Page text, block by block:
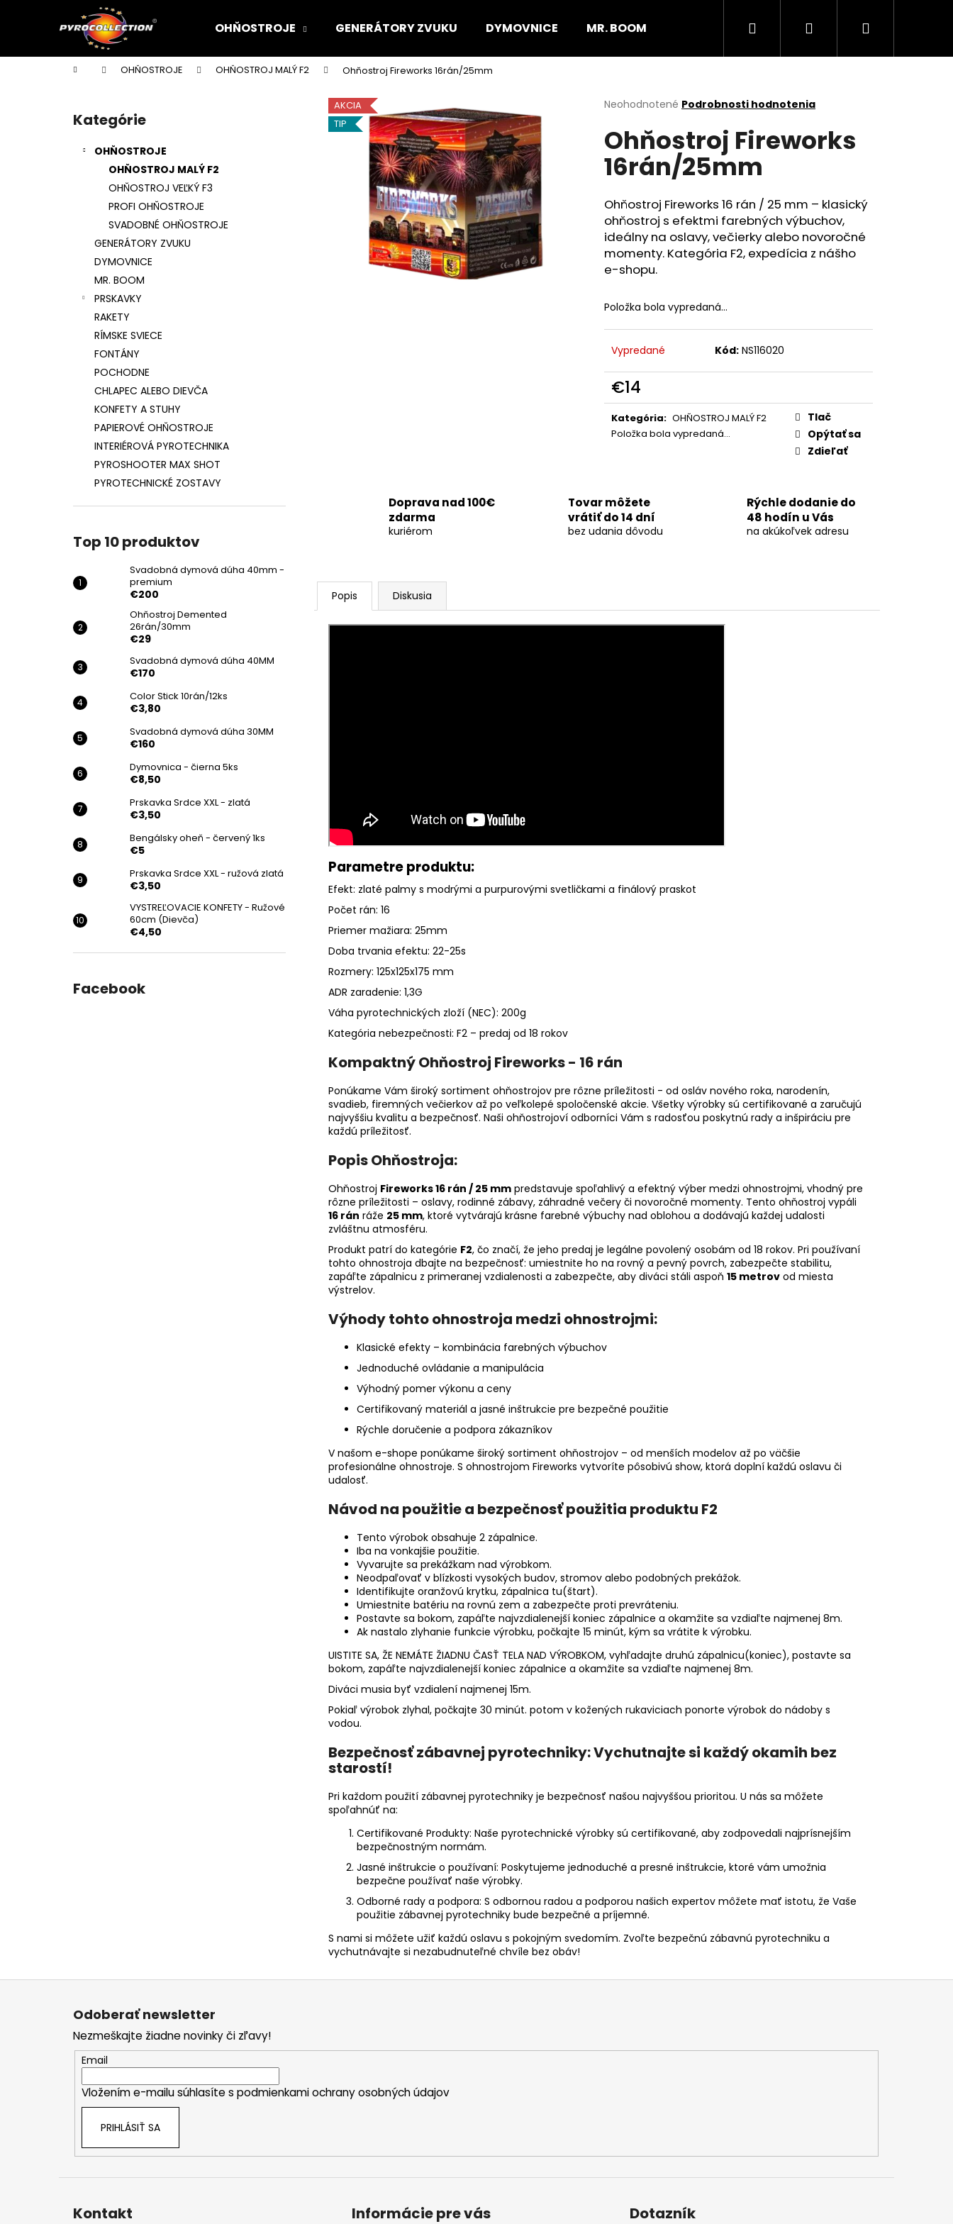
OHŇOSTROJE GENERÁTORY ZVUKU DYMOVNICE MR. BOOM RAKETY RÍMSKE SVIECE
Hľadať PrihlásenieNákupný
Domov OHŇOSTROJE OHŇOSTROJ MALÝ F2 Ohňostroj Fireworks 16rán/25mm
Preskočiť
kategórie
Kategórie
OHŇOSTROJE
OHŇOSTROJ MALÝ F2
OHŇOSTROJ VEĽKÝ F3
PROFI OHŇOSTROJE
SVADOBNÉ OHŇOSTROJE
GENERÁTORY ZVUKU
DYMOVNICE
MR. BOOM
PRSKAVKY
RAKETY
RÍMSKE SVIECE
FONTÁNY
POCHODNE
CHLAPEC ALEBO DIEVČA
KONFETY A STUHY
PAPIEROVÉ OHŇOSTROJE
INTERIÉROVÁ PYROTECHNIKA
PYROSHOOTER MAX SHOT
PYROTECHNICKÉ ZOSTAVY
Top 10 produktov
Svadobná dymová dúha 40mm -
premium
€200
Ohňostroj Demented
26rán/30mm
€29
Svadobná dymová dúha 40MM
€170
Color Stick 10rán/12ks
€3,80
Svadobná dymová dúha 30MM
€160
Dymovnica - čierna 5ks
€8,50
Prskavka Srdce XXL - zlatá
€3,50
Bengálsky oheň - červený 1ks
€5
Prskavka Srdce XXL - ružová zlatá
€3,50
VYSTREĽOVACIE KONFETY - Ružové
60cm (Dievča)
€4,50
Facebook
Priemerné
produktu
je
0,0
hviezdičiek.
Neohodnotené Podrobnosti hodnotenia
Ohňostroj Fireworks
16rán/25mm
Ohňostroj Fireworks 16 rán / 25 mm – klasický
ohňostroj s efektmi farebných výbuchov,
ideálny na oslavy, večierky alebo novoročné
momenty. Kategória F2, expedícia z nášho
e-shopu.
Položka bola vypredaná…
Vypredané Kód: NS116020
€14
Jednotková
cena:
Kategória: OHŇOSTROJ MALÝ F2
Položka bola vypredaná…
Tlač
Opýtať sa
Zdieľať
AKCIA
TIP
Doprava nad 100€
zdarma
kuriérom
Tovar môžete
vrátiť do 14 dní
bez udania dôvodu
Rýchle dodanie do
48 hodín u Vás
na akúkoľvek adresu
Popis Diskusia
Parametre produktu:
Efekt: zlaté palmy s modrými a purpurovými svetličkami a finálový praskot
Počet rán: 16
Priemer mažiara: 25mm
Doba trvania efektu: 22-25s
Rozmery: 125x125x175 mm
ADR zaradenie: 1,3G
Váha pyrotechnických zloží (NEC): 200g
Kategória nebezpečnosti: F2 – predaj od 18 rokov
Kompaktný Ohňostroj Fireworks - 16 rán
Ponúkame Vám široký sortiment ohňostrojov pre rôzne príležitosti - od osláv nového roka, narodenín,
svadieb, firemných večierkov až po veľkolepé spoločenské akcie. Všetky výrobky sú certifikované a zaručujú
najvyššiu kvalitu a bezpečnosť. Naši ohňostrojoví odborníci Vám s radosťou poskytnú rady a inšpiráciu pre
každú príležitosť.
Popis Ohňostroja:
Ohňostroj Fireworks 16 rán / 25 mm predstavuje spoľahlivý a efektný výber medzi ohnostrojmi, vhodný pre
rôzne príležitosti – oslavy, rodinné zábavy, záhradné večery či novoročné momenty. Tento ohňostroj vypáli
16 rán ráže 25 mm, ktoré vytvárajú krásne farebné výbuchy nad oblohou a dodávajú každej udalosti
zvláštnu atmosféru.
Produkt patrí do kategórie F2, čo značí, že jeho predaj je legálne povolený osobám od 18 rokov. Pri používaní
tohto ohnostroja dbajte na bezpečnosť: umiestnite ho na rovný a pevný povrch, zabezpečte stabilitu,
zapáľte zápalnicu z primeranej vzdialenosti a zabezpečte, aby diváci stáli aspoň 15 metrov od miesta
výstrelov.
Výhody tohto ohnostroja medzi ohnostrojmi:
Klasické efekty – kombinácia farebných výbuchov
Jednoduché ovládanie a manipulácia
Výhodný pomer výkonu a ceny
Certifikovaný materiál a jasné inštrukcie pre bezpečné použitie
Rýchle doručenie a podpora zákazníkov
V našom e-shope ponúkame široký sortiment ohňostrojov – od menších modelov až po väčšie
profesionálne ohnostroje. S ohnostrojom Fireworks vytvoríte pôsobivú show, ktorá doplní každú oslavu či
udalosť.
Návod na použitie a bezpečnosť použitia produktu F2
Tento výrobok obsahuje 2 zápalnice.
Iba na vonkajšie použitie.
Vyvarujte sa prekážkam nad výrobkom.
Neodpaľovať v blízkosti vysokých budov, stromov alebo podobných prekážok.
Identifikujte oranžovú krytku, zápalnica tu(štart).
Umiestnite batériu na rovnú zem a zabezpečte proti prevráteniu.
Postavte sa bokom, zapáľte najvzdialenejší koniec zápalnice a okamžite sa vzdiaľte najmenej 8m.
Ak nastalo zlyhanie funkcie výrobku, počkajte 15 minút, kým sa vrátite k výrobku.
UISTITE SA, ŽE NEMÁTE ŽIADNU ČASŤ TELA NAD VÝROBKOM, vyhľadajte druhú zápalnicu(koniec), postavte sa
bokom, zapáľte najvzdialenejší koniec zápalnice a okamžite sa vzdiaľte najmenej 8m.
Diváci musia byť vzdialení najmenej 15m.
Pokiaľ výrobok zlyhal, počkajte 30 minút. potom v kožených rukaviciach ponorte výrobok do nádoby s
vodou.
Bezpečnosť zábavnej pyrotechniky: Vychutnajte si každý okamih bez
starostí!
Pri každom použití zábavnej pyrotechniky je bezpečnosť našou najvyššou prioritou. U nás sa môžete
spoľahnúť na:
Certifikované Produkty: Naše pyrotechnické výrobky sú certifikované, aby zodpovedali najprísnejším
bezpečnostným normám.
Jasné inštrukcie o používaní: Poskytujeme jednoduché a presné inštrukcie, ktoré vám umožnia
bezpečne používať naše výrobky.
Odborné rady a podpora: S odbornou radou a podporou našich expertov môžete mať istotu, že Vaše
použitie zábavnej pyrotechniky bude bezpečné a príjemné.
S nami si môžete užiť každú oslavu s pokojným svedomím. Zvoľte bezpečnú zábavnú pyrotechniku a
vychutnávajte si nezabudnuteľné chvíle bez obáv!
í
Späť
do
Späť
do
Čo potrebujete nájsť?
HĽADAŤ
Odporúčame
SVADOBNÁ DYMOVÁ DÚHA 40MM -
PREMIUM
€200
Z
Odoberať newsletter
Nezmeškajte žiadne novinky či zľavy!
Email
Vložením e-mailu súhlasíte s podmienkami ochrany osobných údajov
PRIHLÁSIŤ SA
Kontakt Informácie pre vás Dotazník